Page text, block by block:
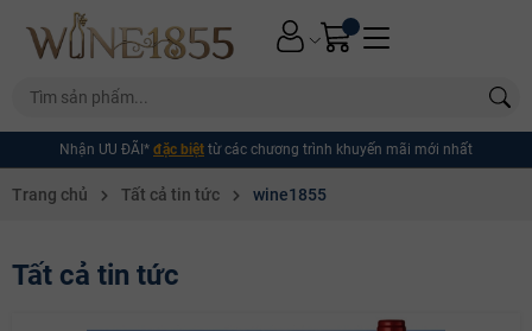
Nhận ƯU ĐÃI* đặc biệt từ các chương trình khuyến mãi mới nhất
Trang chủ Tất cả tin tức wine1855
Tất cả tin tức